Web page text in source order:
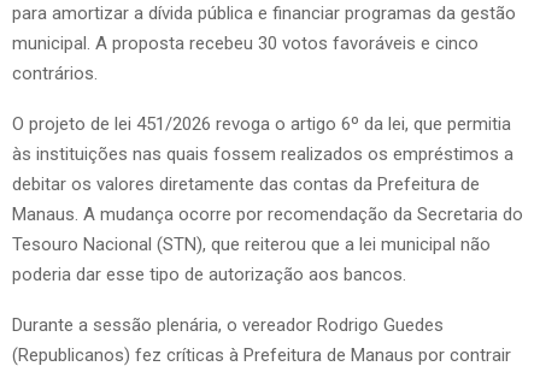
para amortizar a dívida pública e financiar programas da gestão
municipal. A proposta recebeu 30 votos favoráveis e cinco
contrários.
O projeto de lei 451/2026 revoga o artigo 6º da lei, que permitia
às instituições nas quais fossem realizados os empréstimos a
debitar os valores diretamente das contas da Prefeitura de
Manaus. A mudança ocorre por recomendação da Secretaria do
Tesouro Nacional (STN), que reiterou que a lei municipal não
poderia dar esse tipo de autorização aos bancos.
Durante a sessão plenária, o vereador Rodrigo Guedes
(Republicanos) fez críticas à Prefeitura de Manaus por contrair